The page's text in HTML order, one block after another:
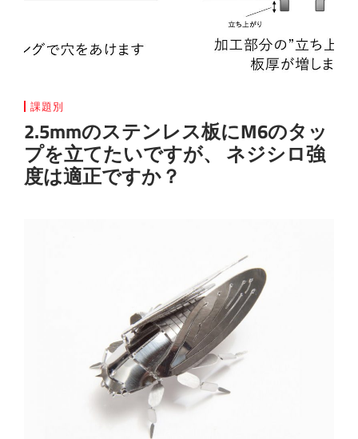
課題別
2.5mmのステンレス板にM6のタッ
プを立てたいですが、 ネジシロ強
度は適正ですか？